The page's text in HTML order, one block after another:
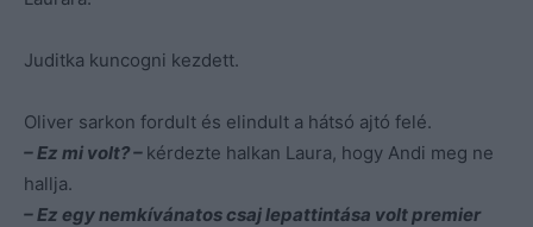
Juditka kuncogni kezdett.
Oliver sarkon fordult és elindult a hátsó ajtó felé.
– Ez mi volt? – kérdezte halkan Laura, hogy Andi meg ne
hallja.
– Ez egy nemkívánatos csaj lepattintása volt premier